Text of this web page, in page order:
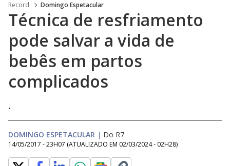
Record Domingo Espetacular
Técnica de resfriamento
pode salvar a vida de
bebês em partos
complicados
.
DOMINGO ESPETACULAR | Do R7
14/05/2017 - 23H07 (ATUALIZADO EM 02/03/2024 - 02H28)